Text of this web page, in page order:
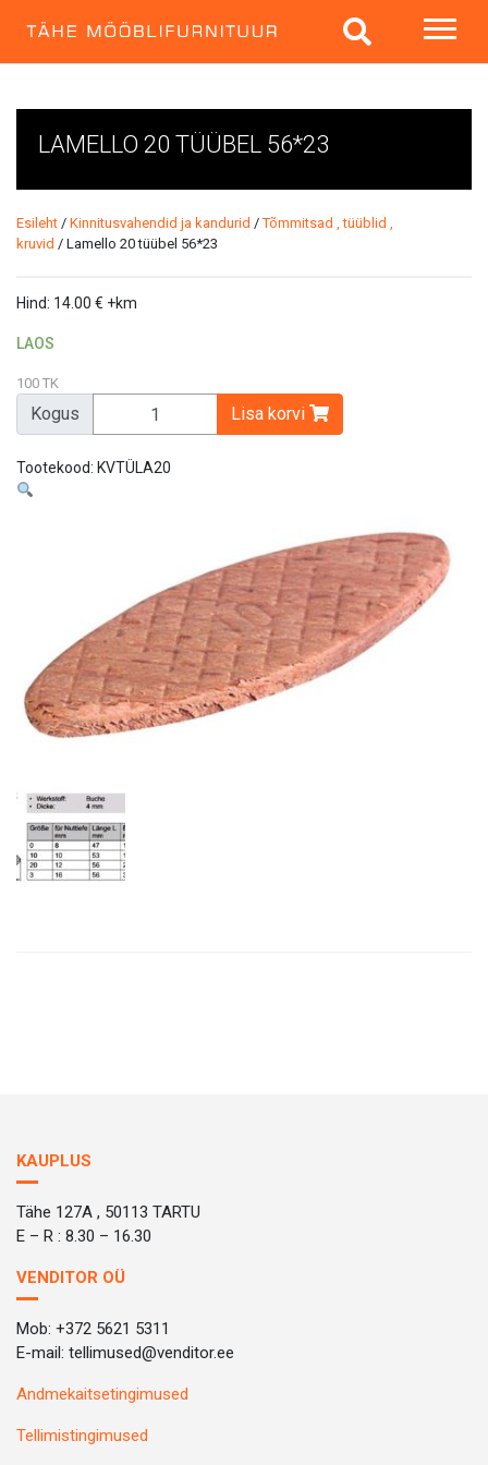
LAMELLO 20 TÜÜBEL 56*23
Esileht / Kinnitusvahendid ja kandurid /Tõmmitsad , tüüblid ,
kruvid / Lamello 20 tüübel 56*23
Hind: 14.00 € +km
LAOS
100 TK
Kogus Lisa korvi
Tootekood: KVTÜLA20
KAUPLUS
Tähe 127A , 50113 TARTU
E – R : 8.30 – 16.30
VENDITOR OÜ
Mob: +372 5621 5311
E-mail: tellimused@venditor.ee
Andmekaitsetingimused
Tellimistingimused